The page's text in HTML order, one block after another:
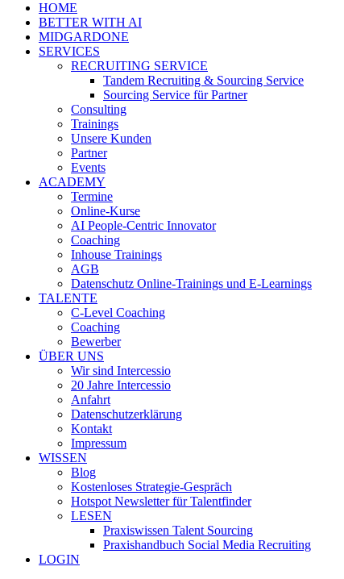
HOME
BETTER WITH AI
MIDGARDONE
SERVICES
RECRUITING SERVICE
Tandem Recruiting & Sourcing Service
Sourcing Service für Partner
Consulting
Trainings
Unsere Kunden
Partner
Events
ACADEMY
Termine
Online-Kurse
AI People-Centric Innovator
Coaching
Inhouse Trainings
AGB
Datenschutz Online-Trainings und E-Learnings
TALENTE
C-Level Coaching
Coaching
Bewerber
ÜBER UNS
Wir sind Intercessio
20 Jahre Intercessio
Anfahrt
Datenschutzerklärung
Kontakt
Impressum
WISSEN
Blog
Kostenloses Strategie-Gespräch
Hotspot Newsletter für Talentfinder
LESEN
Praxiswissen Talent Sourcing
Praxishandbuch Social Media Recruiting
LOGIN